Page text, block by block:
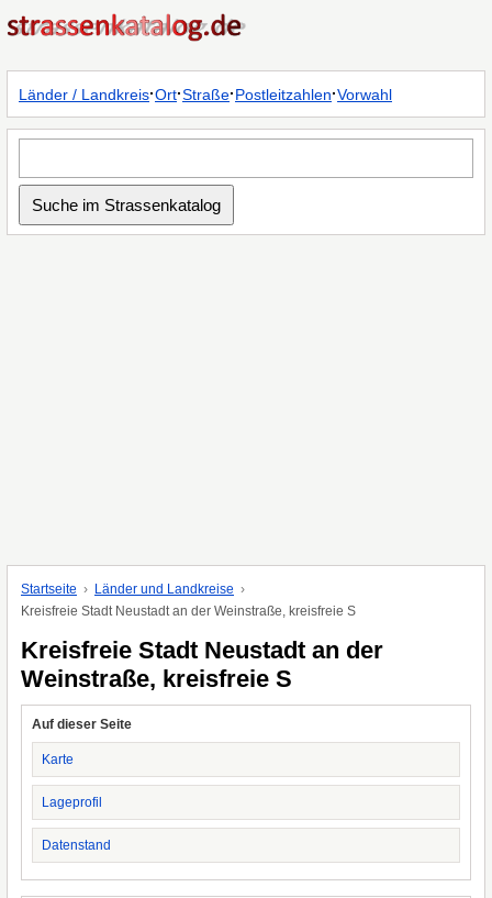
Länder / Landkreis·Ort·Straße·Postleitzahlen·Vorwahl
Startseite
Länder und Landkreise
Kreisfreie Stadt Neustadt an der Weinstraße, kreisfreie S
Kreisfreie Stadt Neustadt an der
Weinstraße, kreisfreie S
Auf dieser Seite
Karte
Lageprofil
Datenstand